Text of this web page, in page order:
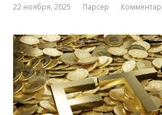
22 ноября, 2025 Парсер